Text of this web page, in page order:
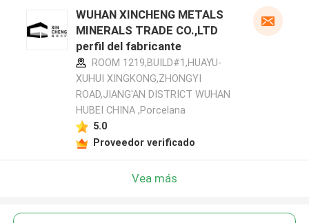
WUHAN XINCHENG METALS
MINERALS TRADE CO.,LTD
perfil del fabricante
ROOM 1219,BUILD#1,HUAYU-
XUHUI XINGKONG,ZHONGYI
ROAD,JIANG'AN DISTRICT WUHAN
HUBEI CHINA ,Porcelana
5.0
Proveedor verificado
Vea más